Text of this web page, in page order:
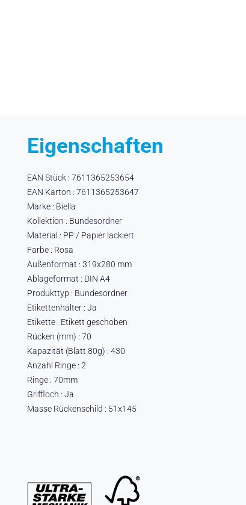
Eigenschaften
EAN Stück : 7611365253654
EAN Karton : 7611365253647
Marke : Biella
Kollektion : Bundesordner
Material : PP / Papier lackiert
Farbe : Rosa
Außenformat : 319x280 mm
Ablageformat : DIN A4
Produkttyp : Bundesordner
Etikettenhalter : Ja
Etikette : Etikett geschoben
Rücken (mm) : 70
Kapazität (Blatt 80g) : 430
Anzahl Ringe : 2
Ringe : 70mm
Griffloch : Ja
Masse Rückenschild : 51x145